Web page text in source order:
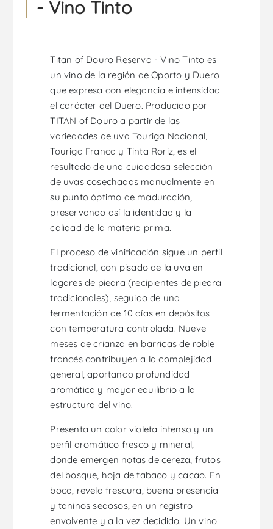
- Vino Tinto
Titan of Douro Reserva - Vino Tinto es
un vino de la región de Oporto y Duero
que expresa con elegancia e intensidad
el carácter del Duero. Producido por
TITAN of Douro a partir de las
variedades de uva Touriga Nacional,
Touriga Franca y Tinta Roriz, es el
resultado de una cuidadosa selección
de uvas cosechadas manualmente en
su punto óptimo de maduración,
preservando así la identidad y la
calidad de la materia prima.
El proceso de vinificación sigue un perfil
tradicional, con pisado de la uva en
lagares de piedra (recipientes de piedra
tradicionales), seguido de una
fermentación de 10 días en depósitos
con temperatura controlada. Nueve
meses de crianza en barricas de roble
francés contribuyen a la complejidad
general, aportando profundidad
aromática y mayor equilibrio a la
estructura del vino.
Presenta un color violeta intenso y un
perfil aromático fresco y mineral,
donde emergen notas de cereza, frutos
del bosque, hoja de tabaco y cacao. En
boca, revela frescura, buena presencia
y taninos sedosos, en un registro
envolvente y a la vez decidido. Un vino